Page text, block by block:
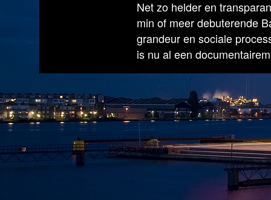
Net zo helder en
min of meer debuterende
grandeur en sociale
is nu al een